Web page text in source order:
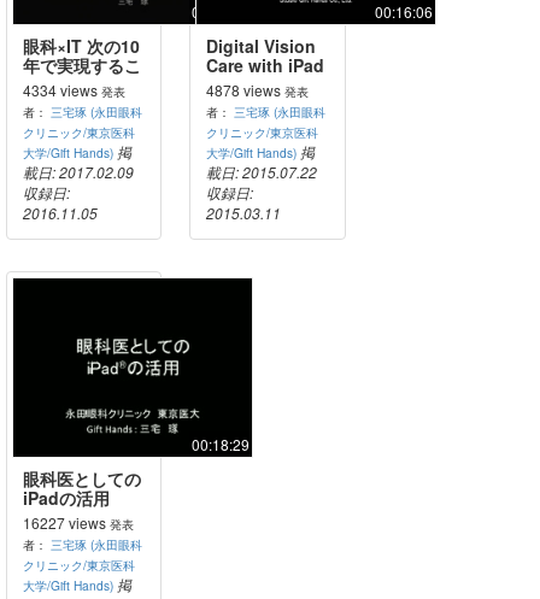
00:07:31
眼科×IT 次の10
年で実現するこ
とは？
4334 views 発表
者： 三宅琢 (永田眼科
クリニック/東京医科
大学/Gift Hands) 掲
載日: 2017.02.09
収録日:
2016.11.05
00:16:06
Digital Vision
Care with iPad
and iPhone
4878 views 発表
者：三宅琢 (永田眼科
クリニック/東京医科
大学/Gift Hands) 掲
載日: 2015.07.22
収録日:
2015.03.11
00:18:29
眼科医としての
iPadの活用
16227 views 発表
者： 三宅琢 (永田眼科
クリニック/東京医科
大学/Gift Hands) 掲